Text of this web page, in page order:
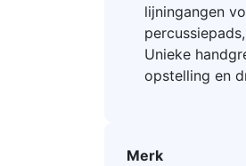
lijningangen
Unieke
opstelling en
Merk